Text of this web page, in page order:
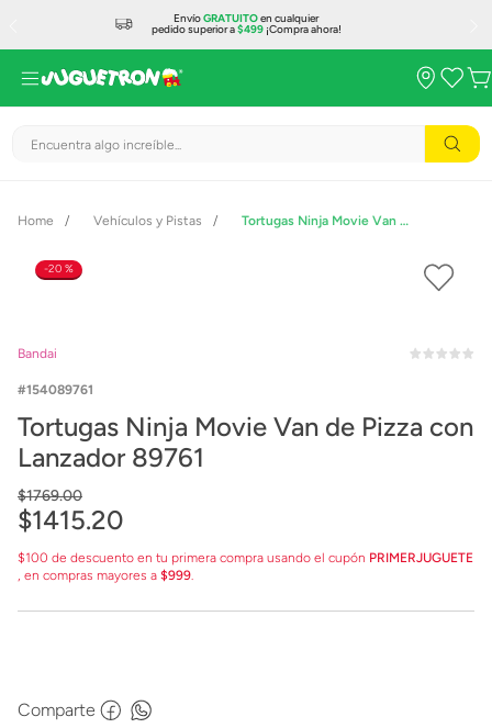
EnvíoGRATUITOen cualquier
pedido superior a$499¡Compra ahora!
Encuentra algo increíble...
Vehículos y Pistas Tortugas Ninja Movie Van de Pizza con Lanzador 89761
20 %
Bandai
154089761
Tortugas Ninja Movie Van de Pizza con
Lanzador 89761
$1769.00
$1415.20
$100 de descuento en tu primera compra usando el cupón PRIMERJUGUETE
, en compras mayores a $999.
Comparte